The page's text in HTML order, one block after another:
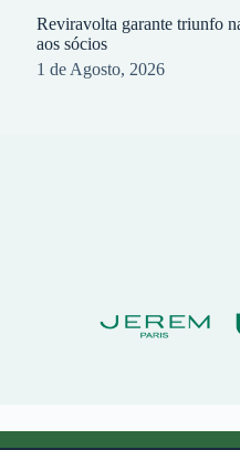
Reviravolta garante triunfo
aos sócios
1 de Agosto, 2026